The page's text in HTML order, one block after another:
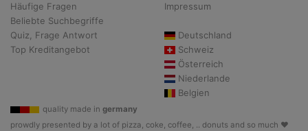
Häufige Fragen
Beliebte Suchbegriffe
Quiz, Frage Antwort
Top Kreditangebot
Impressum
Deutschland
Schweiz
Österreich
Niederlande
Belgien
quality made in germany
prowdly presented by a lot of pizza, coke, coffee, .. donuts and so much ♥